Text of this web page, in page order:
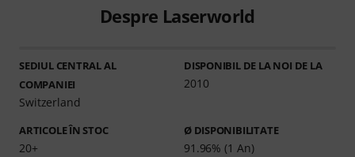
Despre Laserworld
SEDIUL CENTRAL AL
COMPANIEI
Switzerland
DISPONIBIL DE LA NOI DE LA
2010
ARTICOLE ÎN STOC
20+
Ø DISPONIBILITATE
91.96% (1 An)